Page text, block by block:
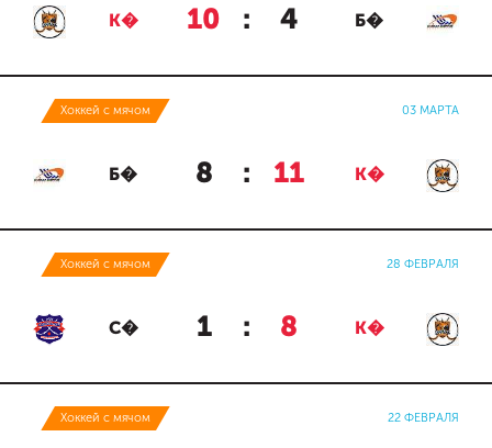
К� 10 : 4 Б�
Хоккей с мячом 03 МАРТА
Б� 8 : 11 К�
Хоккей с мячом 28 ФЕВРАЛЯ
С� 1 : 8 К�
Хоккей с мячом 22 ФЕВРАЛЯ